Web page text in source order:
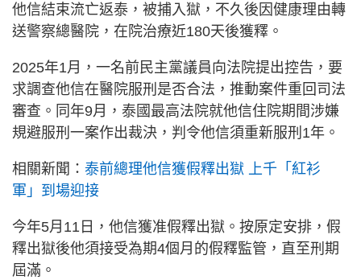
他信結束流亡返泰，被捕入獄，不久後因健康理由轉
送警察總醫院，在院治療近180天後獲釋。
2025年1月，一名前民主黨議員向法院提出控告，要
求調查他信在醫院服刑是否合法，推動案件重回司法
審查。同年9月，泰國最高法院就他信住院期間涉嫌
規避服刑一案作出裁決，判令他信須重新服刑1年。
相關新聞： 泰前總理他信獲假釋出獄 上千「紅衫
軍」到場迎接
今年5月11日，他信獲准假釋出獄。按原定安排，假
釋出獄後他須接受為期4個月的假釋監管，直至刑期
屆滿。